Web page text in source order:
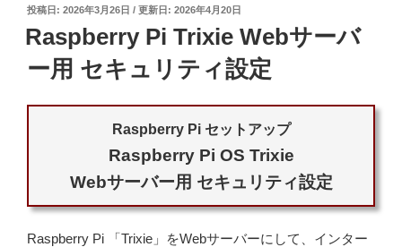
投
日:
2026年3月26日 2026年4月20日
Raspberry Pi Trixie Webサーバ
ー用 セキュリティ設定
Raspberry Pi セットアップ
Raspberry Pi OS Trixie
Webサーバー用 セキュリティ設定
Raspberry Pi 「Trixie」をWebサーバーにして、インター